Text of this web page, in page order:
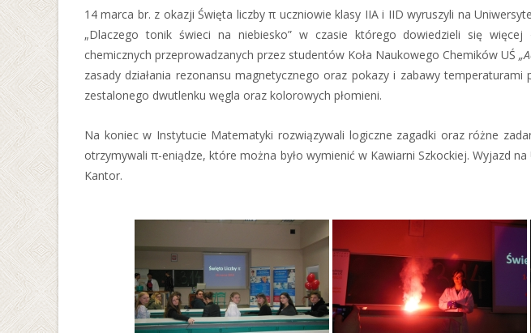
14 marca br. z okazji Święta liczby π uczniowie klasy IIA i IID wyruszyli na
„Dlaczego tonik świeci na niebiesko” w czasie którego dowiedzieli się
chemicznych przeprowadzanych przez studentów Koła Naukowego Chemików UŚ „
zasady działania rezonansu magnetycznego oraz pokazy i zabawy
zestalonego dwutlenku węgla oraz kolorowych płomieni.
Na koniec w Instytucie Matematyki rozwiązywali logiczne zagadki oraz różne
otrzymywali π-eniądze, które można było wymienić w Kawiarni Szkockiej. Wyjazd
Kantor.